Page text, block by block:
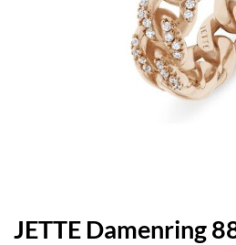
JETTE Damenring